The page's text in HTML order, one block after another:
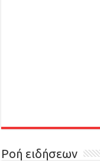
Ροή ειδήσεων